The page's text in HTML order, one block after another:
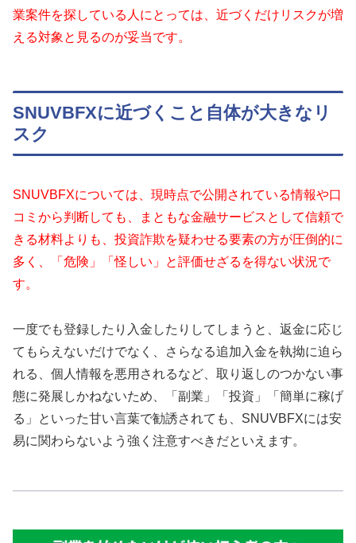
業案件を探している人にとっては、近づくだけリスクが増
える対象と見るのが妥当です。
SNUVBFXに近づくこと自体が大きなリ
スク
SNUVBFXについては、現時点で公開されている情報や口
コミから判断しても、まともな金融サービスとして信頼で
きる材料よりも、投資詐欺を疑わせる要素の方が圧倒的に
多く、「危険」「怪しい」と評価せざるを得ない状況で
す。
一度でも登録したり入金したりしてしまうと、返金に応じ
てもらえないだけでなく、さらなる追加入金を執拗に迫ら
れる、個人情報を悪用されるなど、取り返しのつかない事
態に発展しかねないため、「副業」「投資」「簡単に稼げ
る」といった甘い言葉で勧誘されても、SNUVBFXには安
易に関わらないよう強く注意すべきだといえます。